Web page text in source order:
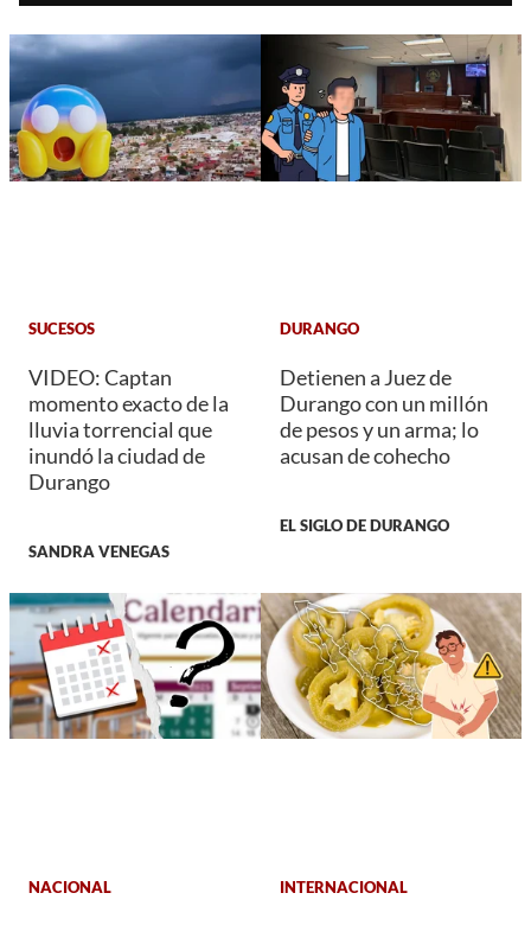
SUCESOS
VIDEO: Captan
momento exacto de la
lluvia torrencial que
inundó la ciudad de
Durango
SANDRA VENEGAS
DURANGO
Detienen a Juez de
Durango con un millón
de pesos y un arma; lo
acusan de cohecho
EL SIGLO DE DURANGO
NACIONAL INTERNACIONAL